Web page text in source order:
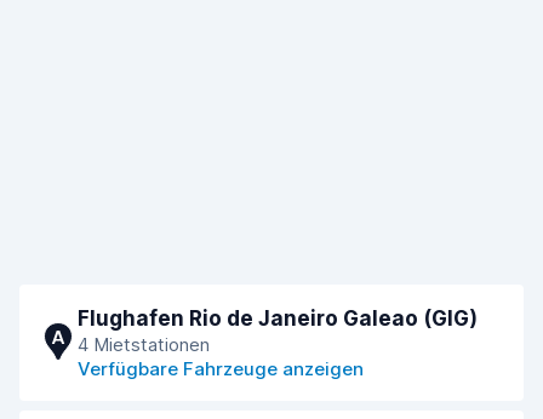
A
Flughafen Rio de Janeiro Galeao (GIG)
4 Mietstationen
Verfügbare Fahrzeuge anzeigen